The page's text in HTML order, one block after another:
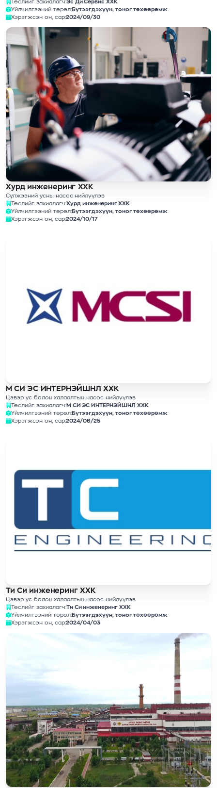
Төслийг захиалагч:Эс Ди Сервис ХХК
Үйлчилгээний төрөл:Бүтээгдэхүүн, тоног төхөөрөмж
Хэрэгжсэн он, сар:2024/09/30
Хурд инженеринг ХХК
Сүлжээний усны насос нийлүүлэв
Төслийг захиалагч:Хурд инженеринг ХХК
Үйлчилгээний төрөл:Бүтээгдэхүүн, тоног төхөөрөмж
Хэрэгжсэн он, сар:2024/10/17
М СИ ЭС ИНТЕРНЭЙШНЛ ХХК
Цэвэр ус болон халаалтын насос нийлүүлэв
Төслийг захиалагч:М СИ ЭС ИНТЕРНЭЙШНЛ ХХК
Үйлчилгээний төрөл:Бүтээгдэхүүн, тоног төхөөрөмж
Хэрэгжсэн он, сар:2024/06/25
Ти Си инженеринг ХХК
Цэвэр ус болон халаалтын насос нийлүүлэв
Төслийг захиалагч:Ти Си инженеринг ХХК
Үйлчилгээний төрөл:Бүтээгдэхүүн, тоног төхөөрөмж
Хэрэгжсэн он, сар:2024/04/03